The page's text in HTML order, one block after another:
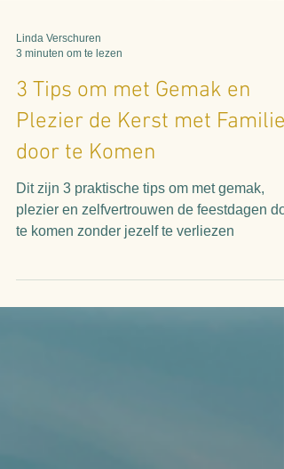
Linda Verschuren
3 minuten om te lezen
3 Tips om met Gemak en
Plezier de Kerst met Familie
door te Komen
Dit zijn 3 praktische tips om met gemak,